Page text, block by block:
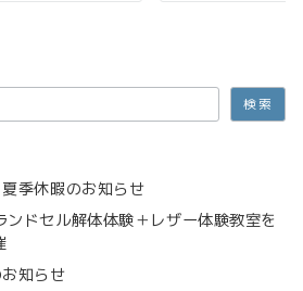
検索
季休暇のお知らせ
ンドセル解体体験＋レザー体験教室を
知らせ